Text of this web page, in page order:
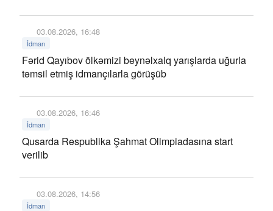
03.08.2026, 16:48
İdman
Fərid Qayıbov ölkəmizi beynəlxalq yarışlarda uğurla
təmsil etmiş idmançılarla görüşüb
03.08.2026, 16:46
İdman
Qusarda Respublika Şahmat Olimpiadasına start
verilib
03.08.2026, 14:56
İdman